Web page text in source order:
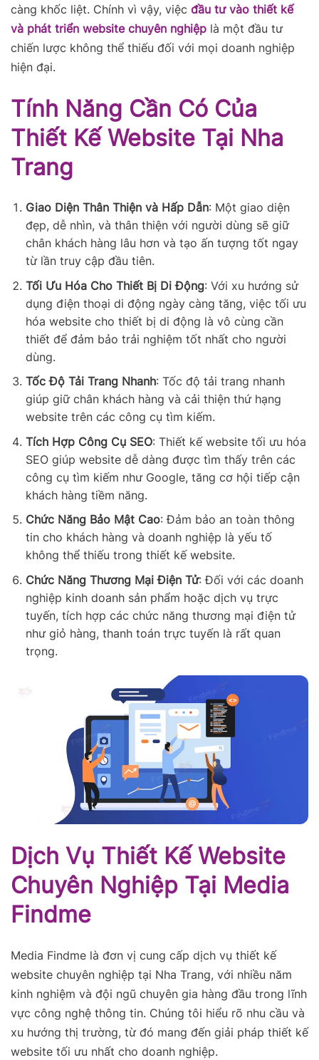
càng khốc liệt. Chính vì vậy, việc đầu tư vào thiết kế
và phát triển website chuyên nghiệp là một đầu tư
chiến lược không thể thiếu đối với mọi doanh nghiệp
hiện đại.
Tính Năng Cần Có Của
Thiết Kế Website Tại Nha
Trang
Giao Diện Thân Thiện và Hấp Dẫn: Một giao diện
đẹp, dễ nhìn, và thân thiện với người dùng sẽ giữ
chân khách hàng lâu hơn và tạo ấn tượng tốt ngay
từ lần truy cập đầu tiên.
Tối Ưu Hóa Cho Thiết Bị Di Động: Với xu hướng sử
dụng điện thoại di động ngày càng tăng, việc tối ưu
hóa website cho thiết bị di động là vô cùng cần
thiết để đảm bảo trải nghiệm tốt nhất cho người
dùng.
Tốc Độ Tải Trang Nhanh: Tốc độ tải trang nhanh
giúp giữ chân khách hàng và cải thiện thứ hạng
website trên các công cụ tìm kiếm.
Tích Hợp Công Cụ SEO: Thiết kế website tối ưu hóa
SEO giúp website dễ dàng được tìm thấy trên các
công cụ tìm kiếm như Google, tăng cơ hội tiếp cận
khách hàng tiềm năng.
Chức Năng Bảo Mật Cao: Đảm bảo an toàn thông
tin cho khách hàng và doanh nghiệp là yếu tố
không thể thiếu trong thiết kế website.
Chức Năng Thương Mại Điện Tử: Đối với các doanh
nghiệp kinh doanh sản phẩm hoặc dịch vụ trực
tuyến, tích hợp các chức năng thương mại điện tử
như giỏ hàng, thanh toán trực tuyến là rất quan
trọng.
Dịch Vụ Thiết Kế Website
Chuyên Nghiệp Tại Media
Findme
Media Findme là đơn vị cung cấp dịch vụ thiết kế
website chuyên nghiệp tại Nha Trang, với nhiều năm
kinh nghiệm và đội ngũ chuyên gia hàng đầu trong lĩnh
vực công nghệ thông tin. Chúng tôi hiểu rõ nhu cầu và
xu hướng thị trường, từ đó mang đến giải pháp thiết kế
website tối ưu nhất cho doanh nghiệp.